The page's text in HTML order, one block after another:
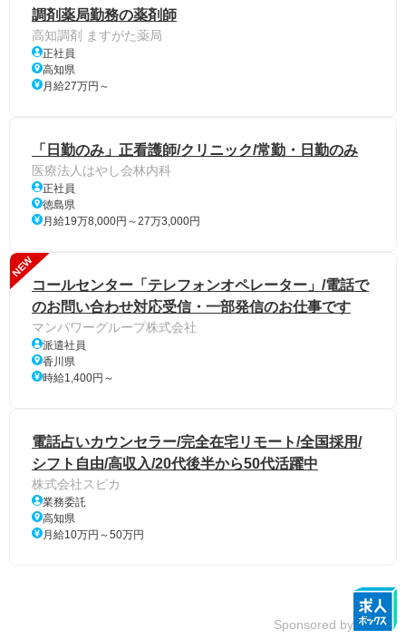
調剤薬局勤務の薬剤師
高知調剤 ますがた薬局
正社員
高知県
月給27万円～
「日勤のみ」正看護師/クリニック/常勤・日勤のみ
医療法人はやし会林内科
正社員
徳島県
月給19万8,000円～27万3,000円
NEW
コールセンター「テレフォンオペレーター」/電話で
のお問い合わせ対応受信・一部発信のお仕事です
マンパワーグループ株式会社
派遣社員
香川県
時給1,400円～
電話占いカウンセラー/完全在宅リモート/全国採用/
シフト自由/高収入/20代後半から50代活躍中
株式会社スピカ
業務委託
高知県
月給10万円～50万円
Sponsored by